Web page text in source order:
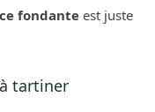
fondante est juste
tartiner